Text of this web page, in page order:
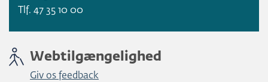
Tlf. 47 35 10 00
Webtilgængelighed
Giv os feedback